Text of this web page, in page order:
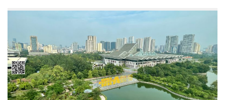
2012
Ashui Awards Tour
Liên hệ